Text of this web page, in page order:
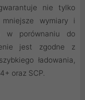
nie tylko
wymiary i
w porównaniu do
jest zgodne z
ładowania,
oraz SCP.